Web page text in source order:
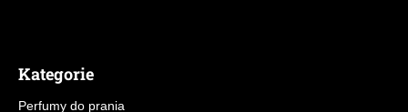
Kategorie
Perfumy do prania